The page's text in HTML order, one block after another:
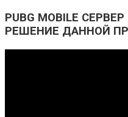
PUBG MOBILE
РЕШЕНИЕ ДАННОЙ